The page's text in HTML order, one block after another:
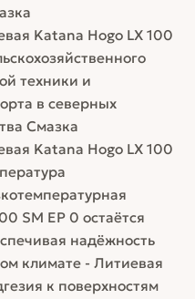
Katana Hogo LX 100
техники и
в северных
Смазка
Katana Hogo LX 100
SM EP 0 остаётся
надёжность
климате - Литиевая
к поверхностям